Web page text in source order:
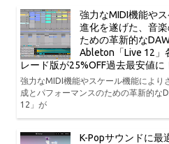
強力なMIDI機能や
進化を遂げた、音
ための革新的な
Ableton「Live 12」
レード版が25%OFF過去最安値に
強力なMIDI機能やスケール機能により
成とパフォーマンスのための革新的な
12」が
K-Popサウンドに最